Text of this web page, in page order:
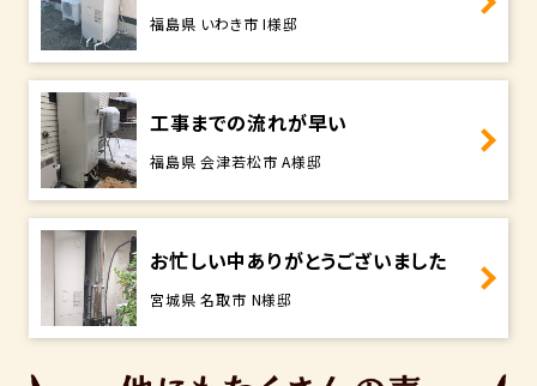
福島県 いわき市 I様邸
工事までの流れが早い
福島県 会津若松市 A様邸
お忙しい中ありがとうございました
宮城県 名取市 N様邸